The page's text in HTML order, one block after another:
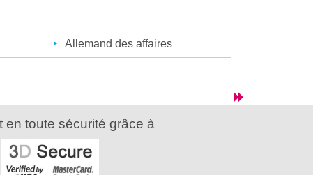
Allemand des affaires
en toute sécurité grâce à